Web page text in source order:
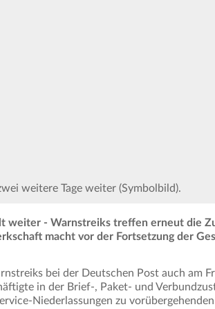
weitere Tage weiter (Symbolbild).
weiter - Warnstreiks treffen erneut die
macht vor der Fortsetzung der
bei der Deutschen Post auch am
in der Brief-, Paket- und
Niederlassungen zu vorübergehenden